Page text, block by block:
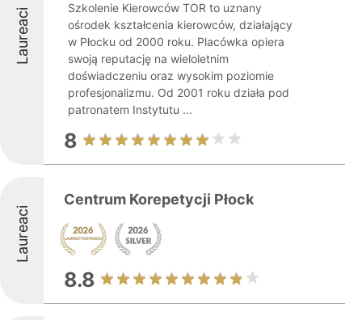
Laureaci
Szkolenie Kierowców TOR to uznany
ośrodek kształcenia kierowców, działający
w Płocku od 2000 roku. Placówka opiera
swoją reputację na wieloletnim
doświadczeniu oraz wysokim poziomie
profesjonalizmu. Od 2001 roku działa pod
patronatem Instytutu ...
8
Laureaci
Centrum Korepetycji Płock
8.8